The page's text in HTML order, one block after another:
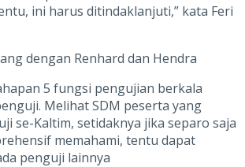
ini harus ditindaklanjuti,” kata Feri
dengan Renhard dan Hendra
5 fungsi pengujian berkala
Melihat SDM peserta yang
se-Kaltim, setidaknya jika separo saja
memahami, tentu dapat
penguji lainnya